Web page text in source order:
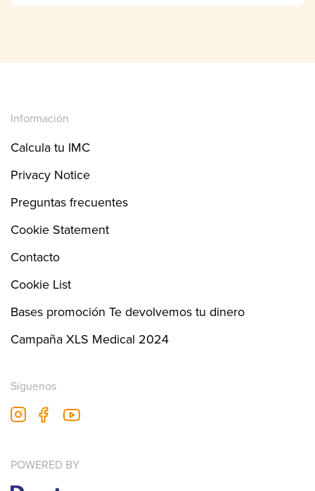
191
196
Información
Calcula tu IMC
Privacy Notice
Preguntas frecuentes
Cookie Statement
Contacto
Cookie List
Bases promoción Te devolvemos tu dinero
Campaña XLS Medical 2024
Síguenos
POWERED BY